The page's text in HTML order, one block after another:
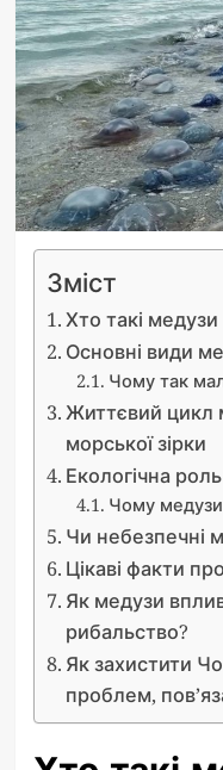
Зміст
Хто такі
Основні види
Чому так
Життєвий цикл
морської зірки
Екологічна
Чому
Чи небезпечні
Цікаві факти
Як медузи
рибальство?
Як захистити
проблем,